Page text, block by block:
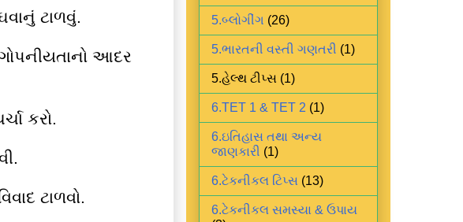
ટાળવું.
આદર
કરો.
ટાળવો.
5.બ્લોગીંગ (26)
5.ભારતની વસ્તી ગણતરી (1)
5.હેલ્થ ટીપ્સ (1)
6.TET 1 & TET 2 (1)
6.ઇતિહાસ તથા અન્ય
જાણકારી (1)
6.ટેકનીકલ ટિપ્સ (13)
6.ટેકનીકલ સમસ્યા & ઉપાય